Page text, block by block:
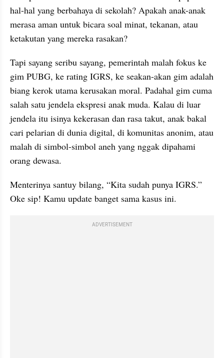
hal-hal yang berbahaya di sekolah? Apakah anak-anak
merasa aman untuk bicara soal minat, tekanan, atau
ketakutan yang mereka rasakan?
Tapi sayang seribu sayang, pemerintah malah fokus ke
gim PUBG, ke rating IGRS, ke seakan-akan gim adalah
biang kerok utama kerusakan moral. Padahal gim cuma
salah satu jendela ekspresi anak muda. Kalau di luar
jendela itu isinya kekerasan dan rasa takut, anak bakal
cari pelarian di dunia digital, di komunitas anonim, atau
malah di simbol-simbol aneh yang nggak dipahami
orang dewasa.
Menterinya santuy bilang, “Kita sudah punya IGRS.”
Oke sip! Kamu update banget sama kasus ini.
ADVERTISEMENT